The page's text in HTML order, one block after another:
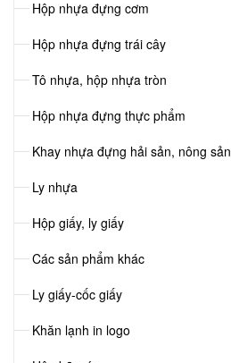
Hộp nhựa đựng cơm
Hộp nhựa đựng trái cây
Tô nhựa, hộp nhựa tròn
Hộp nhựa đựng thực phẩm
Khay nhựa đựng hải sản, nông sản
Ly nhựa
Hộp giấy, ly giấy
Các sản phẩm khác
Ly giấy-cốc giấy
Khăn lạnh in logo